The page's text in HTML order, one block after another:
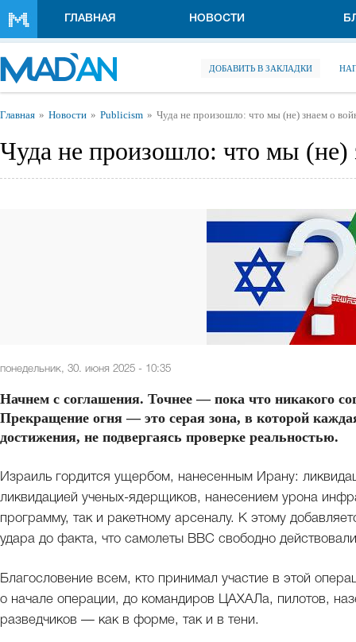
ГЛАВНАЯ НОВОСТИ
ДОБАВИТЬ В ЗАКЛАДКИ
Вы здесь
Главная Новости Publicism Чуда не произошло: что мы (не) знаем о
Чуда не произошло: что мы (не)
понедельник, 30. июня 2025 - 10:35
Начнем с соглашения. Точнее — пока что никакого
Прекращение огня — это серая зона, в которой
достижения, не подвергаясь проверке реальностью.
Израиль гордится ущербом, нанесенным Ирану:
ликвидацией ученых-ядерщиков, нанесением урона
программу, так и ракетному арсеналу. К этому
удара до факта, что самолеты ВВС свободно
Благословение всем, кто принимал участие в этой
о начале операции, до командиров ЦАХАЛа, пилотов,
разведчиков — как в форме, так и в тени.